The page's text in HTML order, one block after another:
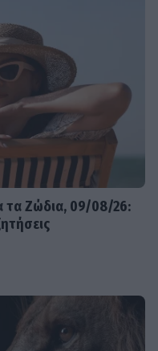
τα Ζώδια, 09/08/26: